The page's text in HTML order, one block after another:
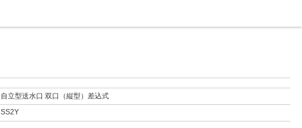
自立型送水口 双口（縦型）差込式
SS2Y